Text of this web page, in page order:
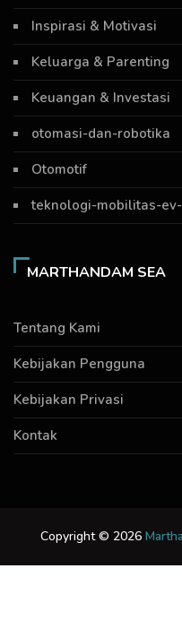
Inspirasi & Motivasi
Keluarga & Parenting
Keuangan & Investasi
otomasi-dan-robotika
Otomotif
teknologi-mobilitas-
MARTHANDAM SEA
Tentang Kami
Kebijakan Pengguna
Kebijakan Privasi
Kontak
Copyright © 2026